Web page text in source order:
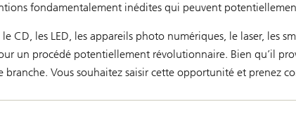
fondamentalement inédites qui peuvent
CD, les LED, les appareils photo numériques, le laser, les
un procédé potentiellement révolutionnaire. Bien qu’il
Vous souhaitez saisir cette opportunité et prenez